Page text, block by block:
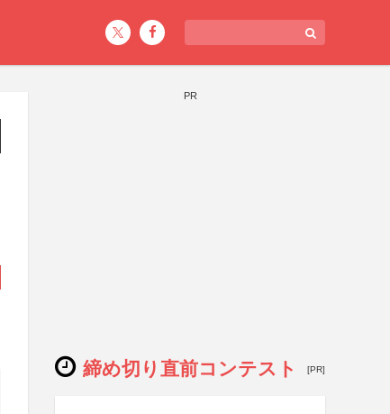
PR
締め切り直前コンテスト [PR]